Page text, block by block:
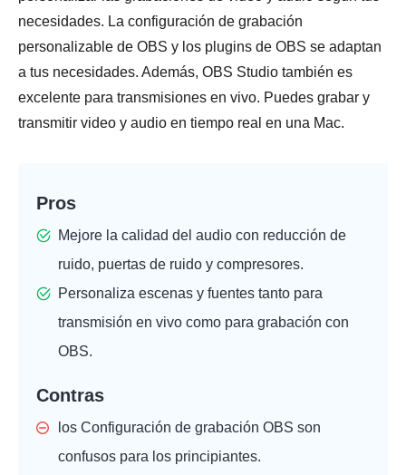
necesidades. La configuración de grabación
personalizable de OBS y los plugins de OBS se adaptan
a tus necesidades. Además, OBS Studio también es
excelente para transmisiones en vivo. Puedes grabar y
transmitir video y audio en tiempo real en una Mac.
Pros
Mejore la calidad del audio con reducción de
ruido, puertas de ruido y compresores.
Personaliza escenas y fuentes tanto para
transmisión en vivo como para grabación con
OBS.
Contras
los Configuración de grabación OBS son
confusos para los principiantes.